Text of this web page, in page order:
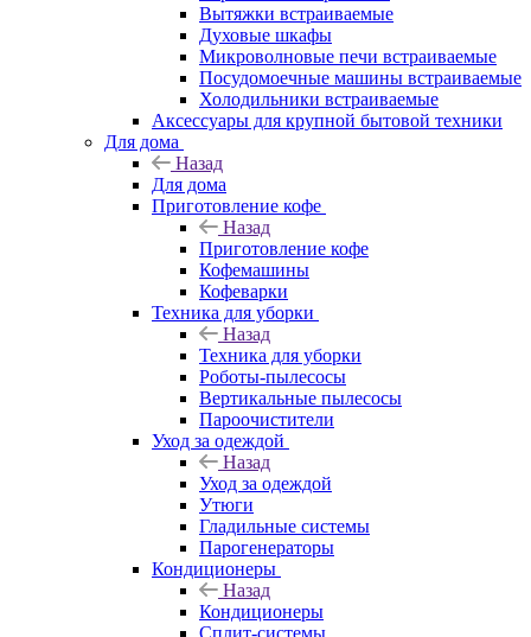
Вытяжки встраиваемые
Духовые шкафы
Микроволновые печи встраиваемые
Посудомоечные машины встраиваемые
Холодильники встраиваемые
Аксессуары для крупной бытовой техники
Для дома
Назад
Для дома
Приготовление кофе
Назад
Приготовление кофе
Кофемашины
Кофеварки
Техника для уборки
Назад
Техника для уборки
Роботы-пылесосы
Вертикальные пылесосы
Пароочистители
Уход за одеждой
Назад
Уход за одеждой
Утюги
Гладильные системы
Парогенераторы
Кондиционеры
Назад
Кондиционеры
Сплит-системы